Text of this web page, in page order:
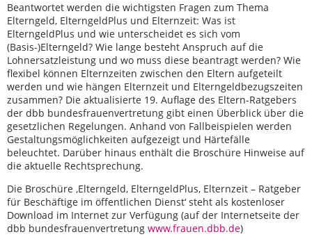
Beantwortet werden die wichtigsten Fragen zum Thema
Elterngeld, ElterngeldPlus und Elternzeit: Was ist
ElterngeldPlus und wie unterscheidet es sich vom
(Basis-)Elterngeld? Wie lange besteht Anspruch auf die
Lohnersatzleistung und wo muss diese beantragt werden? Wie
flexibel können Elternzeiten zwischen den Eltern aufgeteilt
werden und wie hängen Elternzeit und Elterngeldbezugszeiten
zusammen? Die aktualisierte 19. Auflage des Eltern-Ratgebers
der dbb bundesfrauenvertretung gibt einen Überblick über die
gesetzlichen Regelungen. Anhand von Fallbeispielen werden
Gestaltungsmöglichkeiten aufgezeigt und Härtefälle
beleuchtet. Darüber hinaus enthält die Broschüre Hinweise auf
die aktuelle Rechtsprechung.
Die Broschüre ‚Elterngeld, ElterngeldPlus, Elternzeit – Ratgeber
für Beschäftige im öffentlichen Dienst‘ steht als kostenloser
Download im Internet zur Verfügung (auf der Internetseite der
dbb bundesfrauenvertretung www.frauen.dbb.de)